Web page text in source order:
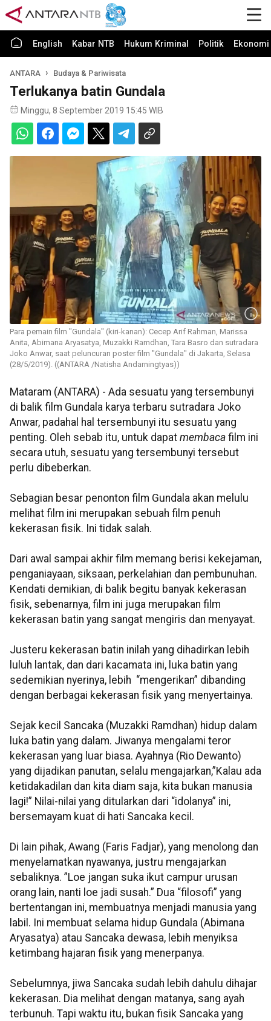
English Kabar NTB Hukum Kriminal Politik
ANTARA Budaya & Pariwisata
Terlukanya batin Gundala
Minggu, 8 September 2019 15:45 WIB
Para pemain film "Gundala" (kiri-kanan): Cecep Arif Rahman, Marissa
Anita, Abimana Aryasatya, Muzakki Ramdhan, Tara Basro dan sutradara
Joko Anwar, saat peluncuran poster film "Gundala" di Jakarta, Selasa
(28/5/2019). ((ANTARA /Natisha Andarningtyas))
Mataram (ANTARA) - Ada sesuatu yang tersembunyi
di balik film Gundala karya terbaru sutradara Joko
Anwar, padahal hal tersembunyi itu sesuatu yang
penting. Oleh sebab itu, untuk dapat membaca film ini
secara utuh, sesuatu yang tersembunyi tersebut
perlu dibeberkan.
Sebagian besar penonton film Gundala akan melulu
melihat film ini merupakan sebuah film penuh
kekerasan fisik. Ini tidak salah.
Dari awal sampai akhir film memang berisi kekejaman,
penganiayaan, siksaan, perkelahian dan pembunuhan.
Kendati demikian, di balik begitu banyak kekerasan
fisik, sebenarnya, film ini juga merupakan film
kekerasan batin yang sangat mengiris dan menyayat.
Justeru kekerasan batin inilah yang dihadirkan lebih
luluh lantak, dan dari kacamata ini, luka batin yang
sedemikian nyerinya, lebih “mengerikan” dibanding
dengan berbagai kekerasan fisik yang menyertainya.
Sejak kecil Sancaka (Muzakki Ramdhan) hidup dalam
luka batin yang dalam. Jiwanya mengalami teror
kekerasan yang luar biasa. Ayahnya (Rio Dewanto)
yang dijadikan panutan, selalu mengajarkan,”Kalau ada
ketidakadilan dan kita diam saja, kita bukan manusia
lagi!” Nilai-nilai yang ditularkan dari “idolanya” ini,
bersemayam kuat di hati Sancaka kecil.
Di lain pihak, Awang (Faris Fadjar), yang menolong dan
menyelamatkan nyawanya, justru mengajarkan
sebaliknya. ”Loe jangan suka ikut campur urusan
orang lain, nanti loe jadi susah.” Dua “filosofi” yang
bertentangan ini, membuatnya menjadi manusia yang
labil. Ini membuat selama hidup Gundala (Abimana
Aryasatya) atau Sancaka dewasa, lebih menyiksa
ketimbang hajaran fisik yang menerpanya.
Sebelumnya, jiwa Sancaka sudah lebih dahulu dihajar
kekerasan. Dia melihat dengan matanya, sang ayah
terbunuh. Tapi waktu itu, bukan fisik Sancaka yang